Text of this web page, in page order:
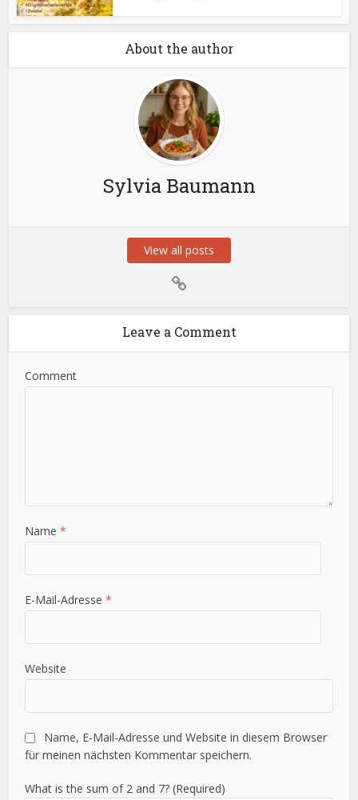
About the author
Sylvia Baumann
View all posts
Leave a Comment
Comment
Name*
E-Mail-Adresse*
Website
Name, E-Mail-Adresse und Website in diesem Browser
für meinen nächsten Kommentar speichern.
What is the sum of 2 and 7? (Required)